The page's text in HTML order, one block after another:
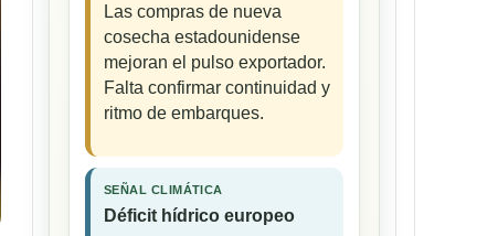
Las compras de nueva
cosecha estadounidense
mejoran el pulso exportador.
Falta confirmar continuidad y
ritmo de embarques.
SEÑAL CLIMÁTICA
Déficit hídrico europeo